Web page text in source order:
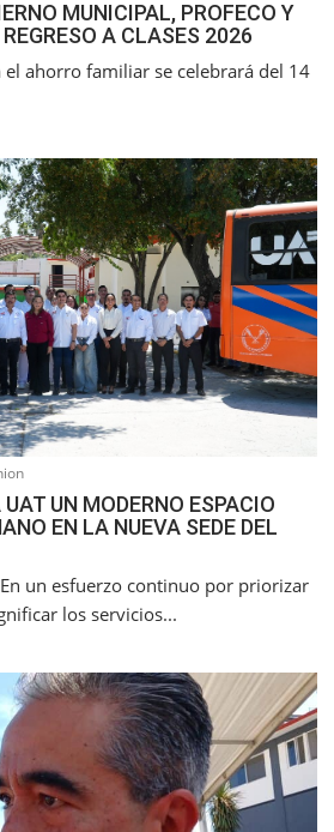
MUNICIPAL, PROFECO Y
A CLASES 2026
el ahorro familiar se celebrará del 14
UN MODERNO ESPACIO
EN LA NUEVA SEDE DEL
un esfuerzo continuo por priorizar
los servicios...